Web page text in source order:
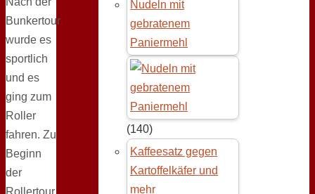
Bunkertour
wurde es
sportlich
und es
ging zum
Roller
fahren. Zu
Beginn
der
Rollertour
Nudeln mit
gebratenem
Paniermehl
(140)
Kaffeesatz gegen
Kartoffelkäfer und
mehr